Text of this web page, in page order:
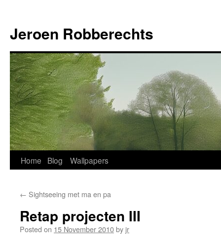
Jeroen Robberechts
Skip
content
Home Blog Wallpapers
← Sightseeing met ma en pa
Retap projecten III
Posted on 15 November 2010by jr